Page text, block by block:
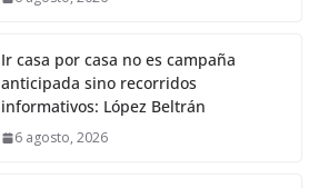
Ir casa por casa no es campaña
anticipada sino recorridos
informativos: López Beltrán
6 agosto, 2026